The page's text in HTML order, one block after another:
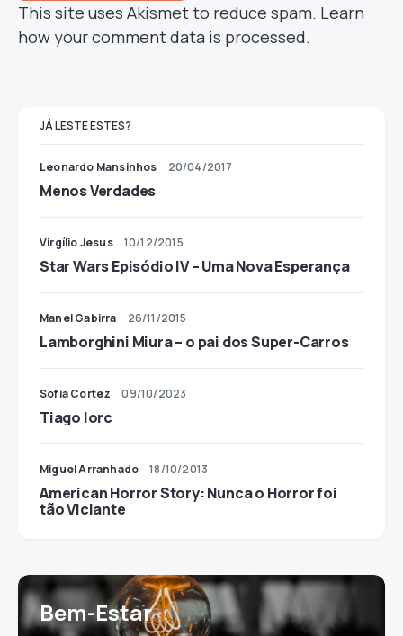
This site uses Akismet to reduce spam. Learn
how your comment data is processed.
JÁ LESTE ESTES?
Leonardo Mansinhos 20/04/2017
Menos Verdades
Virgílio Jesus 10/12/2015
Star Wars Episódio IV – Uma Nova Esperança
Manel Gabirra 26/11/2015
Lamborghini Miura – o pai dos Super-Carros
Sofia Cortez 09/10/2023
Tiago Iorc
Miguel Arranhado 18/10/2013
American Horror Story: Nunca o Horror foi
tão Viciante
Bem-Estar